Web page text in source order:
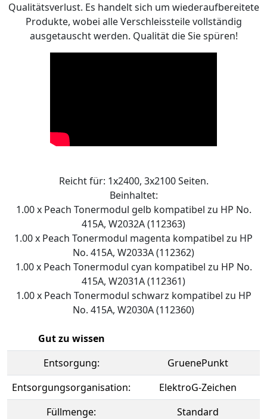
Qualitätsverlust. Es handelt sich um wiederaufbereitete
Produkte, wobei alle Verschleissteile vollständig
ausgetauscht werden. Qualität die Sie spüren!
Reicht für: 1x2400, 3x2100 Seiten.
Beinhaltet:
1.00 x Peach Tonermodul gelb kompatibel zu HP No.
415A, W2032A (112363)
1.00 x Peach Tonermodul magenta kompatibel zu HP
No. 415A, W2033A (112362)
1.00 x Peach Tonermodul cyan kompatibel zu HP No.
415A, W2031A (112361)
1.00 x Peach Tonermodul schwarz kompatibel zu HP
No. 415A, W2030A (112360)
Gut zu wissen
Entsorgung:
GruenePunkt
Entsorgungsorganisation:
ElektroG-Zeichen
Füllmenge:
Standard